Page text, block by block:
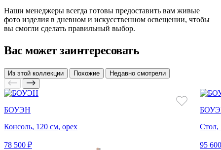
Наши менеджеры всегда готовы предоставить вам живые
фото изделия в дневном и искусственном освещении, чтобы
вы смогли сделать правильный выбор.
Вас может заинтересовать
Из этой коллекции Похожие Недавно смотрели
БОУЭН
Консоль, 120 см, орех
78 500 ₽
Стол,
95